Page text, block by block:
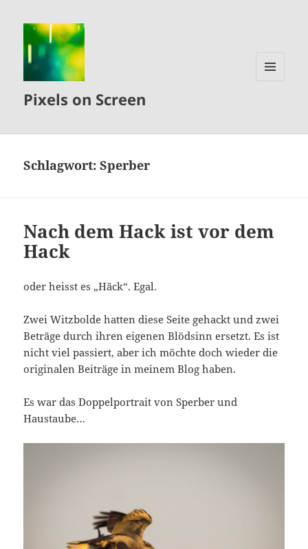
Pixels on Screen
Schlagwort:Sperber
Nach dem Hack ist vor dem
Hack
oder heisst es „Häck“. Egal.
Zwei Witzbolde hatten diese Seite gehackt und zwei
Beträge durch ihren eigenen Blödsinn ersetzt. Es ist
nicht viel passiert, aber ich möchte doch wieder die
originalen Beiträge in meinem Blog haben.
Es war das Doppelportrait von Sperber und
Haustaube…